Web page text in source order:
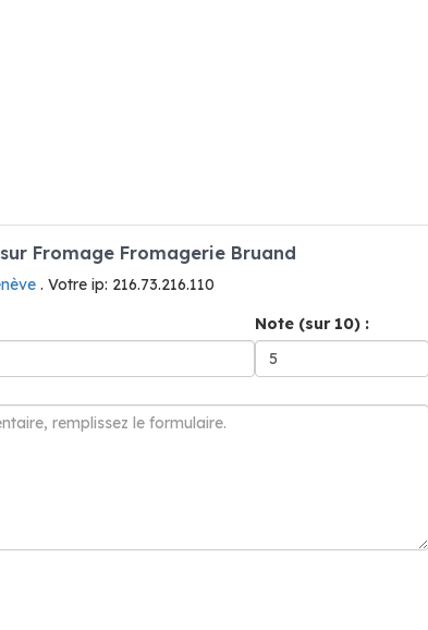
Fromage Fromagerie Bruand
. Votre ip: 216.73.216.110
Note (sur 10) :